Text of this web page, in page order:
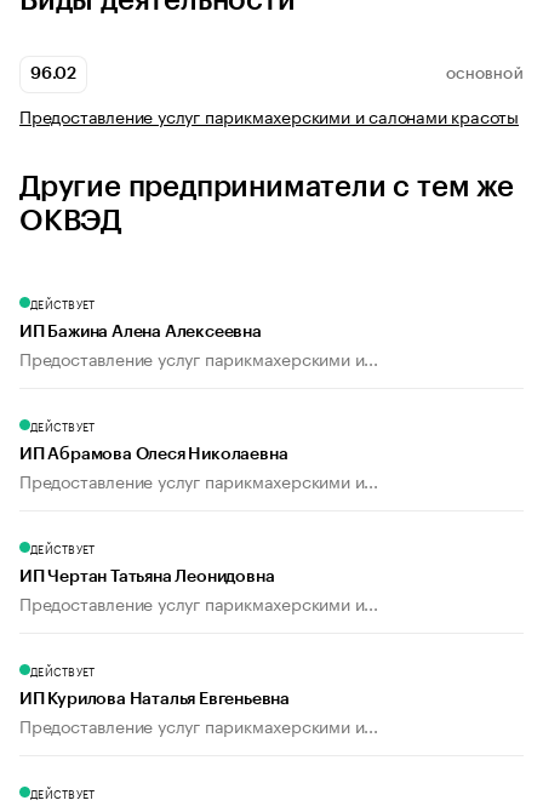
96.02 ОСНОВНОЙ
Предоставление услуг парикмахерскими и салонами красоты
Другие предприниматели с тем же
ОКВЭД
ДЕЙСТВУЕТ
ИП Бажина Алена Алексеевна
Предоставление услуг парикмахерскими и...
ДЕЙСТВУЕТ
ИП Абрамова Олеся Николаевна
Предоставление услуг парикмахерскими и...
ДЕЙСТВУЕТ
ИП Чертан Татьяна Леонидовна
Предоставление услуг парикмахерскими и...
ДЕЙСТВУЕТ
ИП Курилова Наталья Евгеньевна
Предоставление услуг парикмахерскими и...
ДЕЙСТВУЕТ